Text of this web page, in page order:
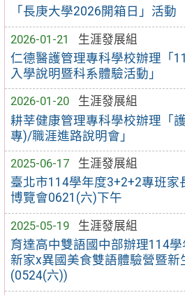
「長庚大學2026開箱日」活動
2026-01-21
生涯發展組
仁德醫護管理專科學校辦理「
入學說明暨科系體驗活動」
2026-01-20
生涯發展組
耕莘健康管理專科學校辦理「
專)/職涯進路說明會」
2025-06-17
生涯發展組
臺北市114學年度3+2+2專班家
博覽會0621(六)下午
2025-05-19
生涯發展組
育達高中雙語國中部辦理114學
新家x異國美食雙語體驗營暨新
(0524(六))